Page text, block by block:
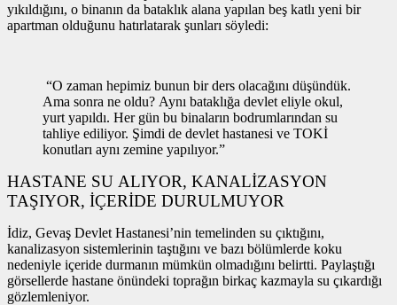
yıkıldığını, o binanın da bataklık alana yapılan beş katlı yeni bir
apartman olduğunu hatırlatarak şunları söyledi:
“O zaman hepimiz bunun bir ders olacağını düşündük.
Ama sonra ne oldu? Aynı bataklığa devlet eliyle okul,
yurt yapıldı. Her gün bu binaların bodrumlarından su
tahliye ediliyor. Şimdi de devlet hastanesi ve TOKİ
konutları aynı zemine yapılıyor.”
HASTANE SU ALIYOR, KANALİZASYON
TAŞIYOR, İÇERİDE DURULMUYOR
İdiz, Gevaş Devlet Hastanesi’nin temelinden su çıktığını,
kanalizasyon sistemlerinin taştığını ve bazı bölümlerde koku
nedeniyle içeride durmanın mümkün olmadığını belirtti. Paylaştığı
görsellerde hastane önündeki toprağın birkaç kazmayla su çıkardığı
gözlemleniyor.